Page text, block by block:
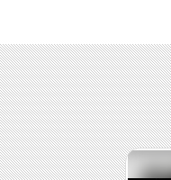
✓ 1h of free open bar
✓ The finest
✓ Fuckin'
✓
✓ Free champagne